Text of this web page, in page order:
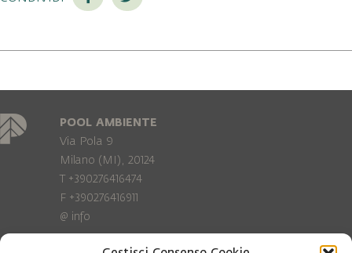
POOL AMBIENTE
Via Pola 9
Milano (MI), 20124
T +390276416474
F +390276416911
@ info